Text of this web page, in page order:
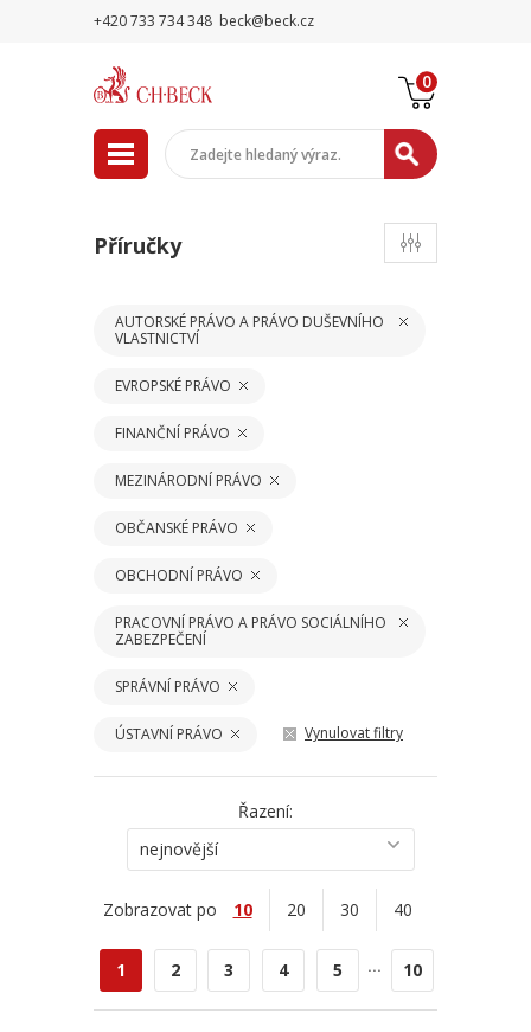
+420 733 734 348 beck@beck.cz
0
Příručky
AUTORSKÉ PRÁVO A PRÁVO DUŠEVNÍHO
VLASTNICTVÍ
EVROPSKÉ PRÁVO
FINANČNÍ PRÁVO
MEZINÁRODNÍ PRÁVO
OBČANSKÉ PRÁVO
OBCHODNÍ PRÁVO
PRACOVNÍ PRÁVO A PRÁVO SOCIÁLNÍHO
ZABEZPEČENÍ
SPRÁVNÍ PRÁVO
ÚSTAVNÍ PRÁVO Vynulovat filtry
Řazení:
nejnovější
Zobrazovat po 10 20 30 40
1 2 3 4 5 ... 10